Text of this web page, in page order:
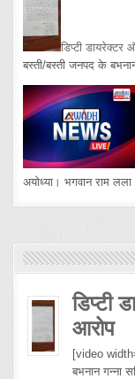
डिप्टी
बस्ती/बस्ती जनपद के
अयोध्या। भगवान राम लला
डिप्टी
आरोप
[video
बभनान गन्ना